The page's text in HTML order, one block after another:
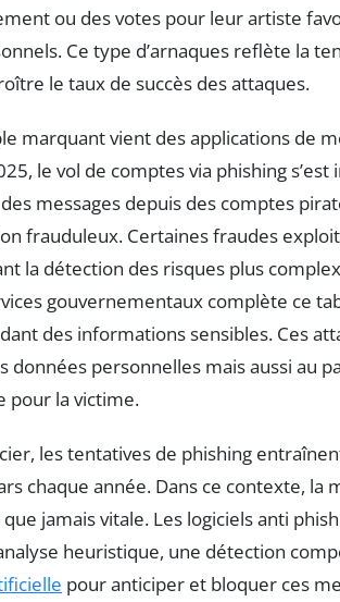
ou des votes pour leur artiste
Ce type d’arnaques reflète la
le taux de succès des attaques.
marquant vient des applications de
le vol de comptes via phishing
messages depuis des comptes
frauduleux. Certaines fraudes
la détection des risques plus
gouvernementaux complète ce
des informations sensibles. Ces
données personnelles mais aussi au
pour la victime.
les tentatives de phishing
chaque année. Dans ce contexte, la
jamais vitale. Les logiciels anti
heuristique, une détection
pour anticiper et bloquer ces